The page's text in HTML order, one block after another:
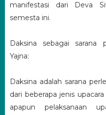
manifestasi dari Deva
semesta ini.
Daksina sebagai sarana
Yajna:
Daksina adalah sarana
dari beberapa jenis
apapun pelaksanaan